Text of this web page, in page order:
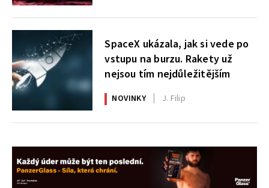
SpaceX ukázala, jak si vede po
vstupu na burzu. Rakety už
nejsou tím nejdůležitějším
NOVINKY J. Filip